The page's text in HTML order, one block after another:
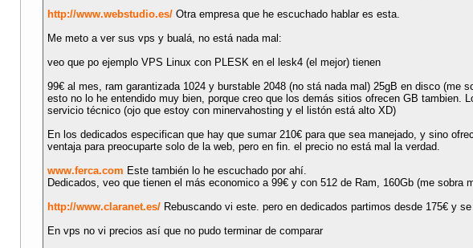
http://www.webstudio.es/ Otra empresa que he escuchado hablar es esta.
Me meto a ver sus vps y bualá, no está nada mal:
veo que po ejemplo VPS Linux con PLESK en el lesk4 (el mejor) tienen
99€ al mes, ram garantizada 1024 y burstable 2048 (no stá nada mal) 25gB en disco (me
esto no lo he entendido muy bien, porque creo que los demás sitios ofrecen GB
servicio técnico (ojo que estoy con minervahosting y el listón está alto XD)
En los dedicados especifican que hay que sumar 210€ para que sea manejado, y sino
ventaja para preocuparte solo de la web, pero en fin. el precio no está mal la verdad.
www.ferca.com Este también lo he escuchado por ahí.
Dedicados, veo que tienen el más economico a 99€ y con 512 de Ram, 160Gb (me sobra
http://www.claranet.es/ Rebuscando vi este. pero en dedicados partimos desde 175€ y
En vps no vi precios así que no pudo terminar de comparar